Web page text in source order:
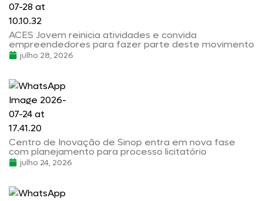
ACES Jovem reinicia atividades e convida
empreendedores para fazer parte deste movimento
julho 28, 2026
Centro de Inovação de Sinop entra em nova fase
com planejamento para processo licitatório
julho 24, 2026